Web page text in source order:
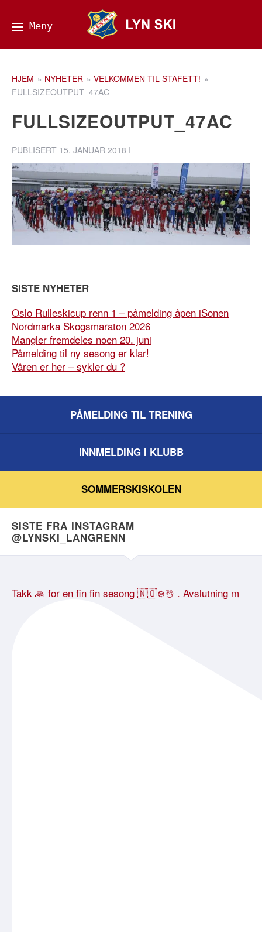
HJEM » NYHETER » VELKOMMEN TIL STAFETT! »
FULLSIZEOUTPUT_47AC
FULLSIZEOUTPUT_47AC
PUBLISERT 15. JANUAR 2018 I
SISTE NYHETER
Oslo Rulleskicup renn 1 – påmelding åpen iSonen
Nordmarka Skogsmaraton 2026
Mangler fremdeles noen 20. juni
Påmelding til ny sesong er klar!
Våren er her – sykler du ?
PÅMELDING TIL TRENING
INNMELDING I KLUBB
SOMMERSKISKOLEN
SISTE FRA INSTAGRAM
@LYNSKI_LANGRENN
Takk 🙏 for en fin fin sesong 🇳🇴❄️☃️ . Avslutning m